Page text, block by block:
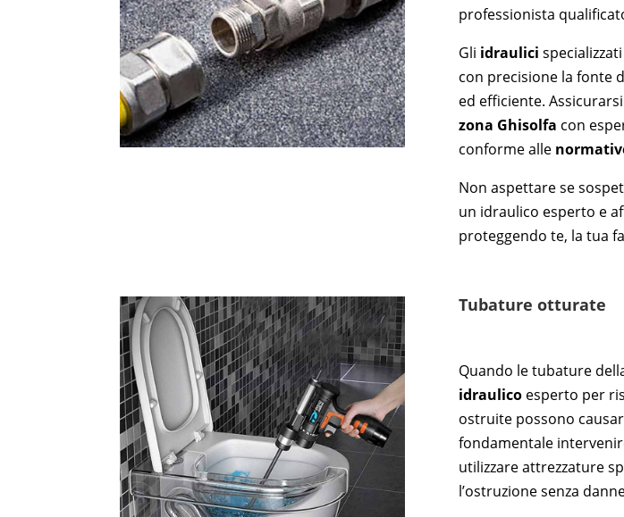
professionista
Gli idraulici
con precisione la fonte
ed efficiente.
zona Ghisolfa con
conforme alle
Non aspettare se
un idraulico esperto e
proteggendo te, la tua
Tubature otturate
Quando le tubature
idraulico esperto per
ostruite possono
fondamentale
utilizzare attrezzature
l’ostruzione senza